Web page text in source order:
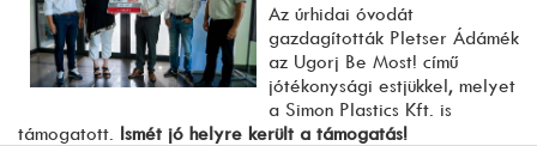
Az úrhidai óvodát
gazdagították Pletser Ádámék
az Ugorj Be Most! című
jótékonysági estjükkel, melyet
a Simon Plastics Kft. is
támogatott. Ismét jó helyre került a támogatás!